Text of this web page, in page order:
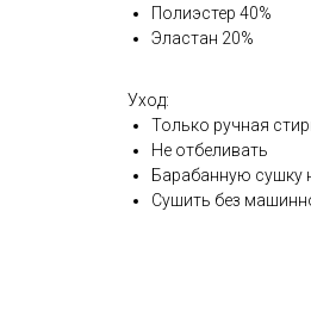
Полиэстер 40%
Эластан 20%
Уход:
Только ручная
Не отбеливать
Барабанную сушку
Сушить без